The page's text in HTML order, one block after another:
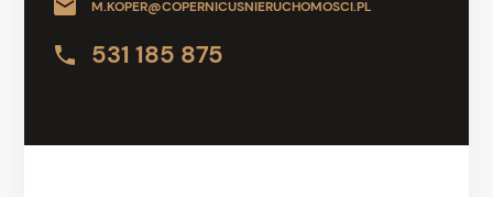
M.KOPER@COPERNICUSNIERUCHOMOSCI.PL
531 185 875